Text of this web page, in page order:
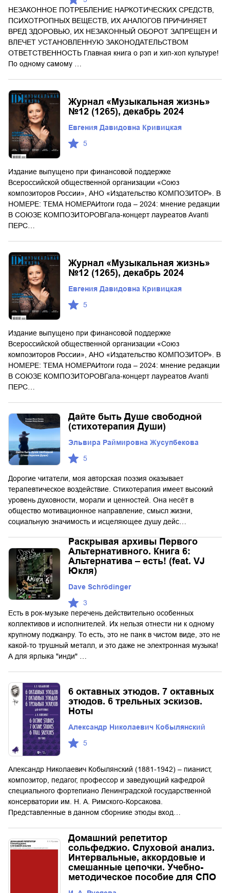
НЕЗАКОННОЕ ПОТРЕБЛЕНИЕ НАРКОТИЧЕСКИХ СРЕДСТВ,
ПСИХОТРОПНЫХ ВЕЩЕСТВ, ИХ АНАЛОГОВ ПРИЧИНЯЕТ
ВРЕД ЗДОРОВЬЮ, ИХ НЕЗАКОННЫЙ ОБОРОТ ЗАПРЕЩЕН И
ВЛЕЧЕТ УСТАНОВЛЕННУЮ ЗАКОНОДАТЕЛЬСТВОМ
ОТВЕТСТВЕННОСТЬ Главная книга о рэп и хип-хоп культуре!
По одному самому …
Журнал «Музыкальная жизнь»
№12 (1265), декабрь 2024
Евгения Давидовна Кривицкая
5
Издание выпущено при финансовой поддержке
Всероссийской общественной организации «Союз
композиторов России», АНО «Издательство КОМПОЗИТОР». В
НОМЕРЕ: ТЕМА НОМЕРАИтоги года – 2024: мнение редакции
В СОЮЗЕ КОМПОЗИТОРОВГала-концерт лауреатов Avanti
ПЕРС…
Журнал «Музыкальная жизнь»
№12 (1265), декабрь 2024
Евгения Давидовна Кривицкая
5
Издание выпущено при финансовой поддержке
Всероссийской общественной организации «Союз
композиторов России», АНО «Издательство КОМПОЗИТОР». В
НОМЕРЕ: ТЕМА НОМЕРАИтоги года – 2024: мнение редакции
В СОЮЗЕ КОМПОЗИТОРОВГала-концерт лауреатов Avanti
ПЕРС…
Дайте быть Душе свободной
(стихотерапия Души)
Эльвира Раймировна Жусупбекова
5
Дорогие читатели, моя авторская поэзия оказывает
терапевтическое воздействие. Стихотерапия имеет высокий
уровень духовности, морали и ценностей. Она несёт в
общество мотивационное направление, смысл жизни,
социальную значимость и исцеляющее душу дейс…
Раскрывая архивы Первого
Альтернативного. Книга 6:
Альтернатива – есть! (feat. VJ
Юкля)
Dave Schrödinger
3
Есть в рок-музыке перечень действительно особенных
коллективов и исполнителей. Их нельзя отнести ни к одному
крупному поджанру. То есть, это не панк в чистом виде, это не
какой-то трушный металл, и это даже не электронная музыка!
А для ярлыка "инди" …
6 октавных этюдов. 7 октавных
этюдов. 6 трельных эскизов.
Ноты
Александр Николаевич Кобылянский
5
Александр Николаевич Кобылянский (1881-1942) – пианист,
композитор, педагог, профессор и заведующий кафедрой
специального фортепиано Ленинградской государственной
консерватории им. Н. А. Римского-Корсакова.
Представленные в данном сборнике этюды вход…
Домашний репетитор
сольфеджио. Слуховой анализ.
Интервальные, аккордовые и
смешанные цепочки. Учебно-
методическое пособие для СПО